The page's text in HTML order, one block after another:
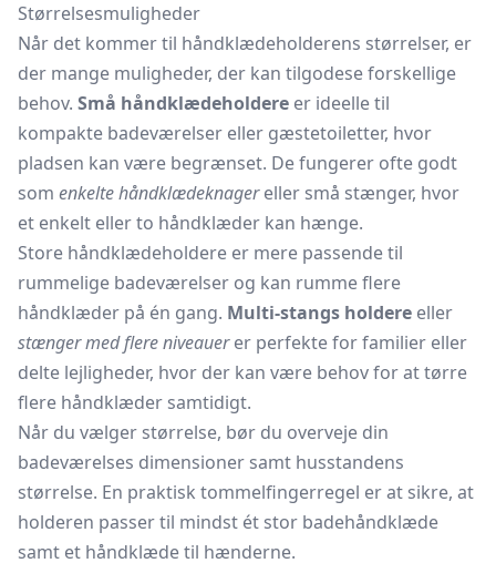
Størrelsesmuligheder
Når det kommer til håndklædeholderens størrelser, er
der mange muligheder, der kan tilgodese forskellige
behov. Små håndklædeholdere er ideelle til
kompakte badeværelser eller gæstetoiletter, hvor
pladsen kan være begrænset. De fungerer ofte godt
som enkelte håndklædeknagereller små stænger, hvor
et enkelt eller to håndklæder kan hænge.
Store håndklædeholdere er mere passende til
rummelige badeværelser og kan rumme flere
håndklæder på én gang. Multi-stangs holdere eller
stænger med flere niveauerer perfekte for familier eller
delte lejligheder, hvor der kan være behov for at tørre
flere håndklæder samtidigt.
Når du vælger størrelse, bør du overveje din
badeværelses dimensioner samt husstandens
størrelse. En praktisk tommelfingerregel er at sikre, at
holderen passer til mindst ét stor badehåndklæde
samt et håndklæde til hænderne.